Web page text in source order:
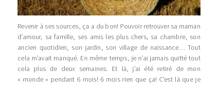
Revenir à ses sources, ça a du bon! Pouvoir retrouver sa maman
d’amour, sa famille, ses amis les plus chers, sa chambre, son
ancien quotidien, son jardin, son village de naissance… Tout
cela m’avait manqué. En même temps, je n’ai jamais quitté tout
cela plus de deux semaines. Et là, j’ai été retiré de mon
« monde » pendant 6 mois! 6 mois rien que ça! C’est là que je